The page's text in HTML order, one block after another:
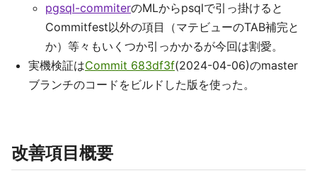
pgsql-commiterのMLからpsqlで引っ掛けると
Commitfest以外の項目（マテビューのTAB補完と
か）等々もいくつか引っかかるが今回は割愛。
実機検証はCommit 683df3f(2024-04-06)のmaster
ブランチのコードをビルドした版を使った。
改善項目概要